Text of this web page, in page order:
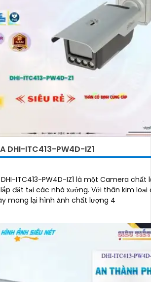
DHI-ITC413-PW4D-IZ1
ITC413-PW4D-IZ1 là một Camera chất
các nhà xưởng. Với thân kim loại chắc
mang lại hình ảnh chất lượng 4